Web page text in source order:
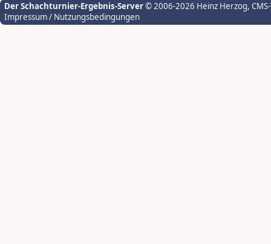
Der Schachturnier-Ergebnis-Server© 2006-2026 Heinz Herzog,
Impressum / Nutzungsbedingungen